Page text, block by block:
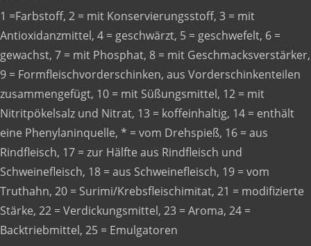
1 =Farbstoff, 2 = mit Konservierungsstoff, 3 = mit
Antioxidanzmittel, 4 = geschwärzt, 5 = geschwefelt, 6 =
gewachst, 7 = mit Phosphat, 8 = mit Geschmacksverstärker,
9 = Formfleischvorderschinken, aus Vorderschinkenteilen
zusammengefügt, 10 = mit Süßungsmittel, 12 = mit
Nitritpökelsalz und Nitrat, 13 = koffeinhaltig, 14 = enthält
eine Phenylaninquelle, * = vom Drehspieß, 16 = aus
Rindfleisch, 17 = zur Hälfte aus Rindfleisch und
Schweinefleisch, 18 = aus Schweinefleisch, 19 = vom
Truthahn, 20 = Surimi/Krebsfleischimitat, 21 = modifizierte
Stärke, 22 = Verdickungsmittel, 23 = Aroma, 24 =
Backtriebmittel, 25 = Emulgatoren